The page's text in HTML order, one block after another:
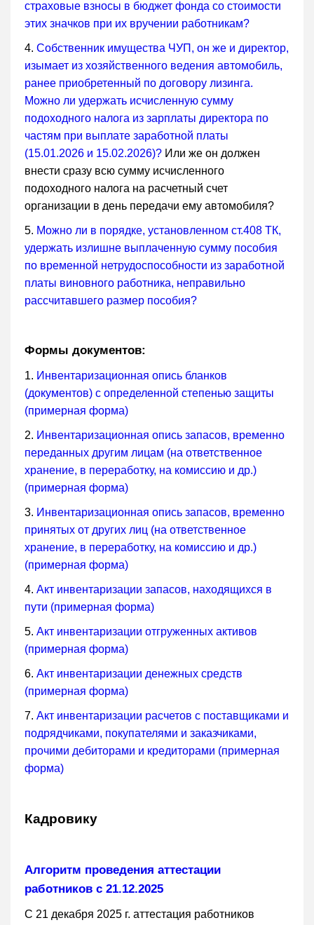
страховые взносы в бюджет фонда со стоимости
этих значков при их вручении работникам?
4. Собственник имущества ЧУП, он же и директор,
изымает из хозяйственного ведения автомобиль,
ранее приобретенный по договору лизинга.
Можно ли удержать исчисленную сумму
подоходного налога из зарплаты директора по
частям при выплате заработной платы
(15.01.2026 и 15.02.2026)? Или же он должен
внести сразу всю сумму исчисленного
подоходного налога на расчетный счет
организации в день передачи ему автомобиля?
5. Можно ли в порядке, установленном ст.408 ТК,
удержать излишне выплаченную сумму пособия
по временной нетрудоспособности из заработной
платы виновного работника, неправильно
рассчитавшего размер пособия?
Формы документов:
1. Инвентаризационная опись бланков
(документов) с определенной степенью защиты
(примерная форма)
2. Инвентаризационная опись запасов, временно
переданных другим лицам (на ответственное
хранение, в переработку, на комиссию и др.)
(примерная форма)
3. Инвентаризационная опись запасов, временно
принятых от других лиц (на ответственное
хранение, в переработку, на комиссию и др.)
(примерная форма)
4. Акт инвентаризации запасов, находящихся в
пути (примерная форма)
5. Акт инвентаризации отгруженных активов
(примерная форма)
6. Акт инвентаризации денежных средств
(примерная форма)
7. Акт инвентаризации расчетов с поставщиками и
подрядчиками, покупателями и заказчиками,
прочими дебиторами и кредиторами (примерная
форма)
Кадровику
Алгоритм проведения аттестации
работников с 21.12.2025
С 21 декабря 2025 г. аттестация работников